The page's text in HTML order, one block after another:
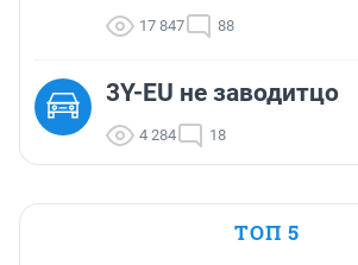
17 847 88
3Y-EU не заводитцо
4 284 18
ТОП 5